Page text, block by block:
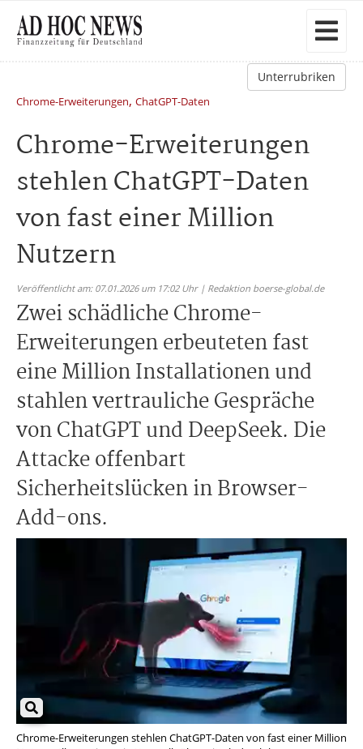
Unterrubriken
Chrome-Erweiterungen, ChatGPT-Daten
Chrome-Erweiterungen
stehlen ChatGPT-Daten
von fast einer Million
Nutzern
Veröffentlicht am: 07.01.2026 um 17:02 Uhr | Redaktion boerse-global.de
Zwei schädliche Chrome-
Erweiterungen erbeuteten fast
eine Million Installationen und
stahlen vertrauliche Gespräche
von ChatGPT und DeepSeek. Die
Attacke offenbart
Sicherheitslücken in Browser-
Add-ons.
Chrome-Erweiterungen stehlen ChatGPT-Daten von fast einer Million